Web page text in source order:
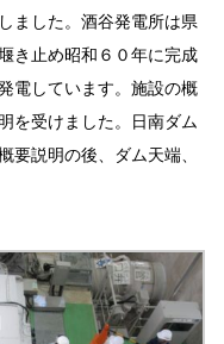
ました。酒谷発電所は県
き止め昭和６０年に完成
電しています。施設の概
を受けました。日南ダム
要説明の後、ダム天端、